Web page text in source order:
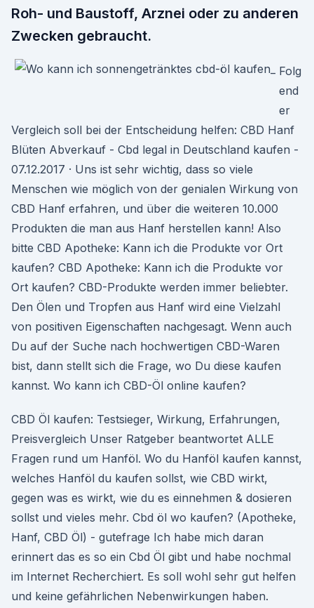
Roh- und Baustoff, Arznei oder zu anderen
Zwecken gebraucht.
Folg
end
er
Vergleich soll bei der Entscheidung helfen: CBD Hanf
Blüten Abverkauf - Cbd legal in Deutschland kaufen -
07.12.2017 · Uns ist sehr wichtig, dass so viele
Menschen wie möglich von der genialen Wirkung von
CBD Hanf erfahren, und über die weiteren 10.000
Produkten die man aus Hanf herstellen kann! Also
bitte CBD Apotheke: Kann ich die Produkte vor Ort
kaufen? CBD Apotheke: Kann ich die Produkte vor
Ort kaufen? CBD-Produkte werden immer beliebter.
Den Ölen und Tropfen aus Hanf wird eine Vielzahl
von positiven Eigenschaften nachgesagt. Wenn auch
Du auf der Suche nach hochwertigen CBD-Waren
bist, dann stellt sich die Frage, wo Du diese kaufen
kannst. Wo kann ich CBD-Öl online kaufen?
CBD Öl kaufen: Testsieger, Wirkung, Erfahrungen,
Preisvergleich Unser Ratgeber beantwortet ALLE
Fragen rund um Hanföl. Wo du Hanföl kaufen kannst,
welches Hanföl du kaufen sollst, wie CBD wirkt,
gegen was es wirkt, wie du es einnehmen & dosieren
sollst und vieles mehr. Cbd öl wo kaufen? (Apotheke,
Hanf, CBD Öl) - gutefrage Ich habe mich daran
erinnert das es so ein Cbd Öl gibt und habe nochmal
im Internet Recherchiert. Es soll wohl sehr gut helfen
und keine gefährlichen Nebenwirkungen haben.